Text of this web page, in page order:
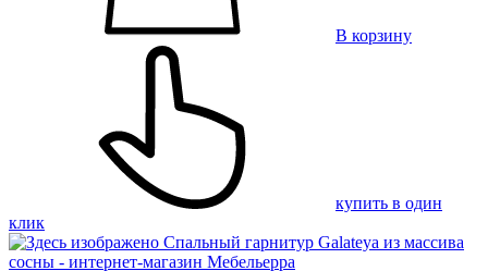
В корзину
купить в один
клик